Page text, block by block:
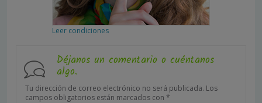
Leer condiciones
Déjanos un comentario o cuéntanos
algo.
Tu dirección de correo electrónico no será publicada. Los
campos obligatorios están marcados con *